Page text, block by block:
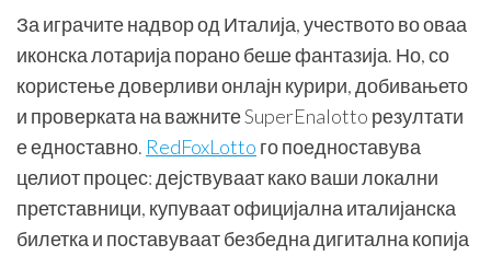
За играчите надвор од Италија, учеството во оваа
иконска лотарија порано беше фантазија. Но, со
користење доверливи онлајн курири, добивањето
и проверката на важните SuperEnalotto резултати
е едноставно. RedFoxLotto го поедноставува
целиот процес: дејствуваат како ваши локални
претставници, купуваат официјална италијанска
билетка и поставуваат безбедна дигитална копија